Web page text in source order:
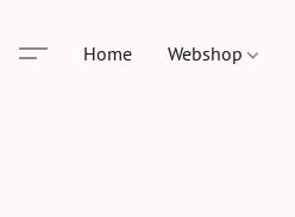
Home Webshop